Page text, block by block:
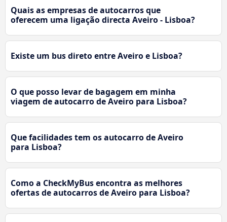
Quais as empresas de autocarros que
oferecem uma ligação directa Aveiro - Lisboa?
Existe um bus direto entre Aveiro e Lisboa?
O que posso levar de bagagem em minha
viagem de autocarro de Aveiro para Lisboa?
Que facilidades tem os autocarro de Aveiro
para Lisboa?
Como a CheckMyBus encontra as melhores
ofertas de autocarros de Aveiro para Lisboa?